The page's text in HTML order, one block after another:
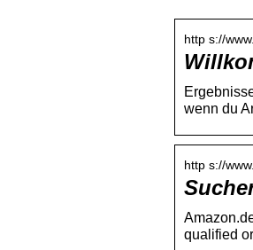
http s://
wenn du
http s://
qualified